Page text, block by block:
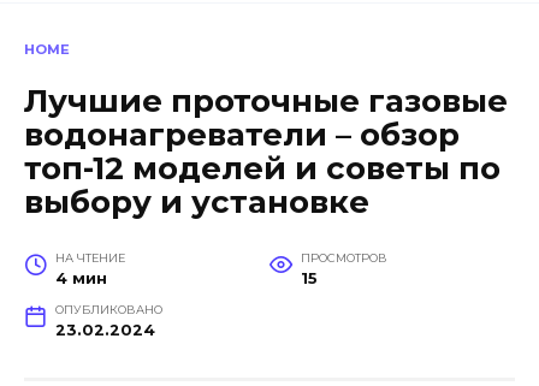
HOME
Лучшие проточные газовые
водонагреватели – обзор
топ-12 моделей и советы по
выбору и установке
НА ЧТЕНИЕ
4 мин
ПРОСМОТРОВ
15
ОПУБЛИКОВАНО
23.02.2024